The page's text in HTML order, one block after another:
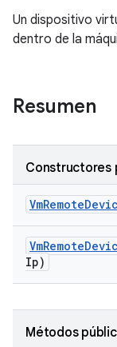
Un dispositivo
dentro de la
Resumen
Constructores
VmRemote
VmRemote
Ip)
Métodos